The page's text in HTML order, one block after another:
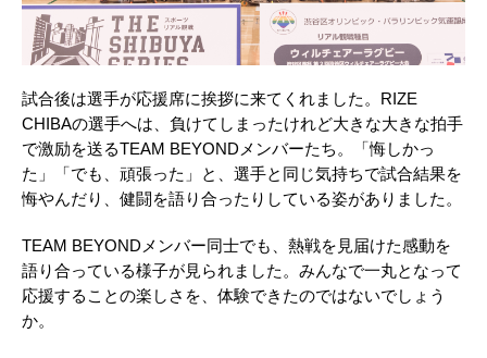
試合後は選手が応援席に挨拶に来てくれました。RIZE
CHIBAの選手へは、負けてしまったけれど大きな大きな拍手
で激励を送るTEAM BEYONDメンバーたち。「悔しかっ
た」「でも、頑張った」と、選手と同じ気持ちで試合結果を
悔やんだり、健闘を語り合ったりしている姿がありました。
TEAM BEYONDメンバー同士でも、熱戦を見届けた感動を
語り合っている様子が見られました。みんなで一丸となって
応援することの楽しさを、体験できたのではないでしょう
か。